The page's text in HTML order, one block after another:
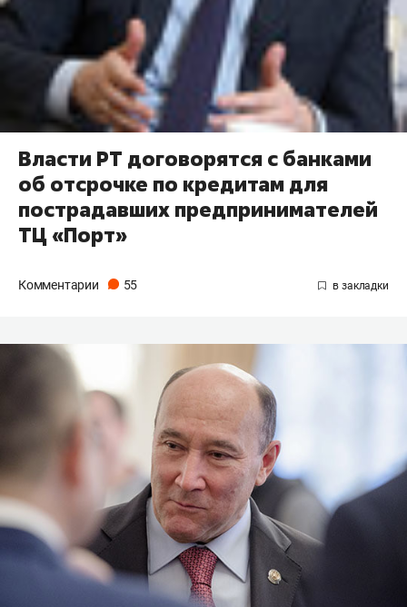
Власти РТ договорятся с банками
об отсрочке по кредитам для
пострадавших предпринимателей
ТЦ «Порт»
Комментарии 55